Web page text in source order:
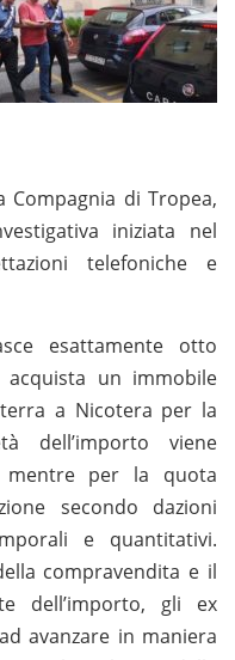
Compagnia di Tropea,
iniziata nel
telefoniche e
esattamente otto
acquista un immobile
a Nicotera per la
dell’importo viene
mentre per la quota
secondo dazioni
e quantitativi.
compravendita e il
dell’importo, gli ex
avanzare in maniera